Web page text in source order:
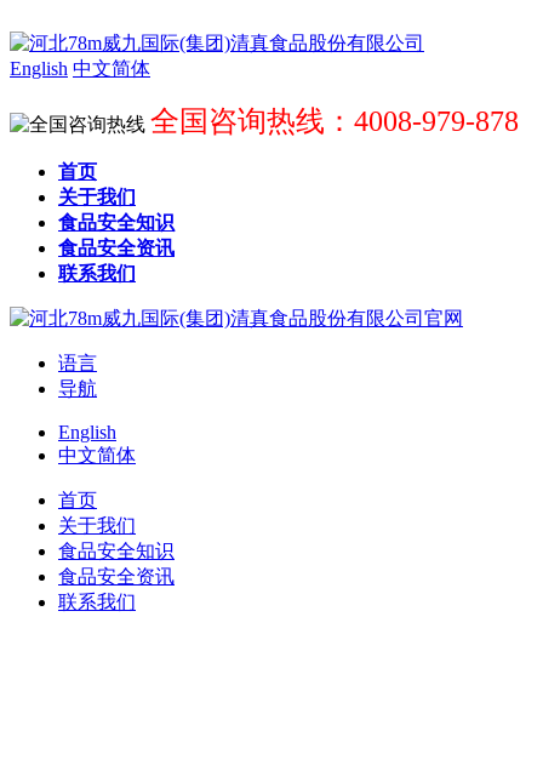
English 中文简体
全国咨询热线：4008-979-878
首页
关于我们
食品安全知识
食品安全资讯
联系我们
语言
导航
English
中文简体
首页
关于我们
食品安全知识
食品安全资讯
联系我们